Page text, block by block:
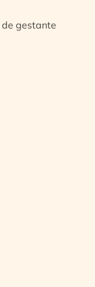
gestante